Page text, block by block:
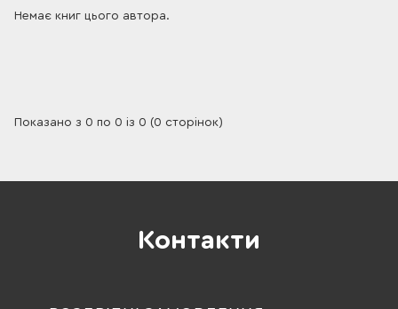
Немає книг цього автора.
Показано з 0 по 0 із 0 (0 сторінок)
Контакти